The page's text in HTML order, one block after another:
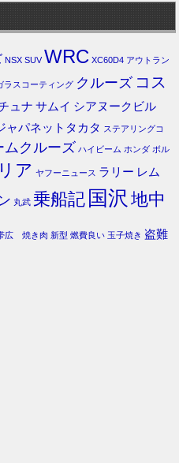
NSX SUV WRC XC60D4 アウトラン
ラスコーティング クルーズ コス
ュナ サムイ シアヌークビル
ャパネットタカタ ステアリングコ
ムクルーズ ハイビーム ホンダ ボル
ア ヤフーニュース ラリー レム
丸武 乗船記 国沢 地中
広 焼き肉 新型 燃費良い 玉子焼き 盗難